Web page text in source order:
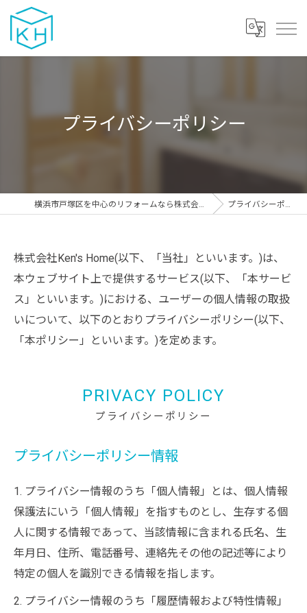
プライバシーポリシー
横浜市戸塚区を中心のリフォームなら株式会社Ken's Home プライバシーポリシー
株式会社Ken's Home(以下、「当社」といいます。)は、
本ウェブサイト上で提供するサービス(以下、「本サービ
ス」といいます。)における、ユーザーの個人情報の取扱
いについて、以下のとおりプライバシーポリシー(以下、
「本ポリシー」といいます。)を定めます。
プライバシーポリシー
PRIVACY POLICY
プライバシーポリシー情報
1. プライバシー情報のうち「個人情報」とは、個人情報
保護法にいう「個人情報」を指すものとし、生存する個
人に関する情報であって、当該情報に含まれる氏名、生
年月日、住所、電話番号、連絡先その他の記述等により
特定の個人を識別できる情報を指します。
2. プライバシー情報のうち「履歴情報および特性情報」